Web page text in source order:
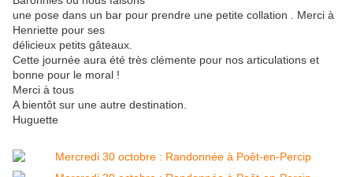
une pose dans un bar pour prendre une petite collation . Merci à
Henriette pour ses
délicieux petits gâteaux.
Cette journée aura été très clémente pour nos articulations et
bonne pour le moral !
Merci à tous
A bientôt sur une autre destination.
Huguette